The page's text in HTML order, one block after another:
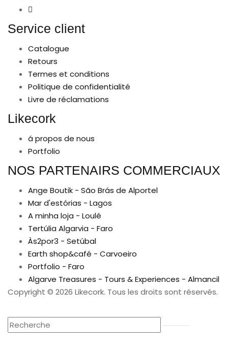
Service client
Catalogue
Retours
Termes et conditions
Politique de confidentialité
Livre de réclamations
Likecork
á propos de nous
Portfolio
NOS PARTENAIRS COMMERCIAUX
Ange Boutik - São Brás de Alportel
Mar d'estórias - Lagos
A minha loja - Loulé
Tertúlia Algarvia - Faro
Às2por3 - Setúbal
Earth shop&café - Carvoeiro
Portfolio - Faro
Algarve Treasures - Tours & Experiences - Almancil
Copyright © 2026 Likecork. Tous les droits sont réservés.